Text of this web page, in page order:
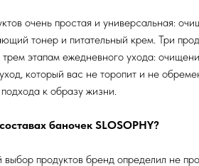
очень простая и универсальная:
тонер и питательный крем. Три
трем этапам ежедневного ухода:
который вас не торопит и не
к образу жизни.
баночек SLOSOPHY?
продуктов бренд определил не